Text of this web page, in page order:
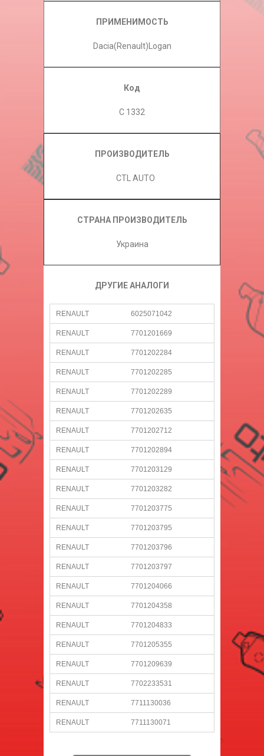
ПРИМЕНИМОСТЬ
Dacia(Renault)Logan
Код
C 1332
ПРОИЗВОДИТЕЛЬ
CTL AUTO
СТРАНА ПРОИЗВОДИТЕЛЬ
Украина
ДРУГИЕ АНАЛОГИ
RENAULT 6025071042
RENAULT 7701201669
RENAULT 7701202284
RENAULT 7701202285
RENAULT 7701202289
RENAULT 7701202635
RENAULT 7701202712
RENAULT 7701202894
RENAULT 7701203129
RENAULT 7701203282
RENAULT 7701203775
RENAULT 7701203795
RENAULT 7701203796
RENAULT 7701203797
RENAULT 7701204066
RENAULT 7701204358
RENAULT 7701204833
RENAULT 7701205355
RENAULT 7701209639
RENAULT 7702233531
RENAULT 7711130036
RENAULT 7711130071